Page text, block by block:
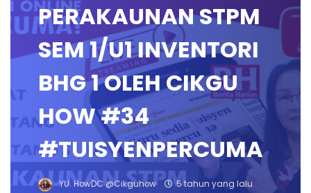
PERAKAUNAN STPM
SEM 1/U1 INVENTORI
BHG 1 OLEH CIKGU
HOW #34
#TUISYENPERCUMA
YU. HowDC @Cikguhow
5 tahun yang lalu